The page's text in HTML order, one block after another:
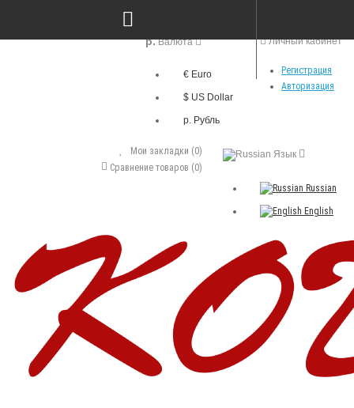
Личный кабинет
Регистрация
Авторизация
р. Валюта
€ Euro
$ US Dollar
р. Рубль
Язык
Russian
English
Мои закладки (0)
Сравнение товаров (0)